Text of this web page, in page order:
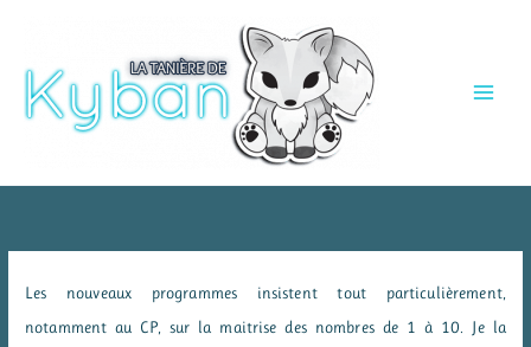
contenu
Les nouveaux programmes insistent tout particulièrement,
notamment au CP, sur la maitrise des nombres de 1 à 10. Je la